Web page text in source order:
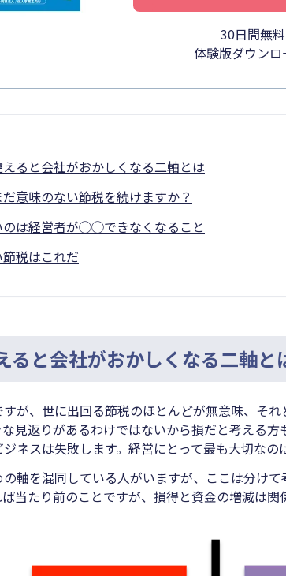
30日間無料
体験版ダウンロ
えると会社がおかしくなる二軸とは
意味のない節税を続けますか？
のは経営者が◯◯できなくなること
税はこれだ
ると会社がおかしくなる二軸と
が、世に出回る節税のほとんどが無意味、そ
見返りがあるわけではないから損だと考える
ネスは失敗します。経営にとって最も大切なの
軸を混同している人がいますが、ここは分け
当たり前のことですが、損得と資金の増減は関